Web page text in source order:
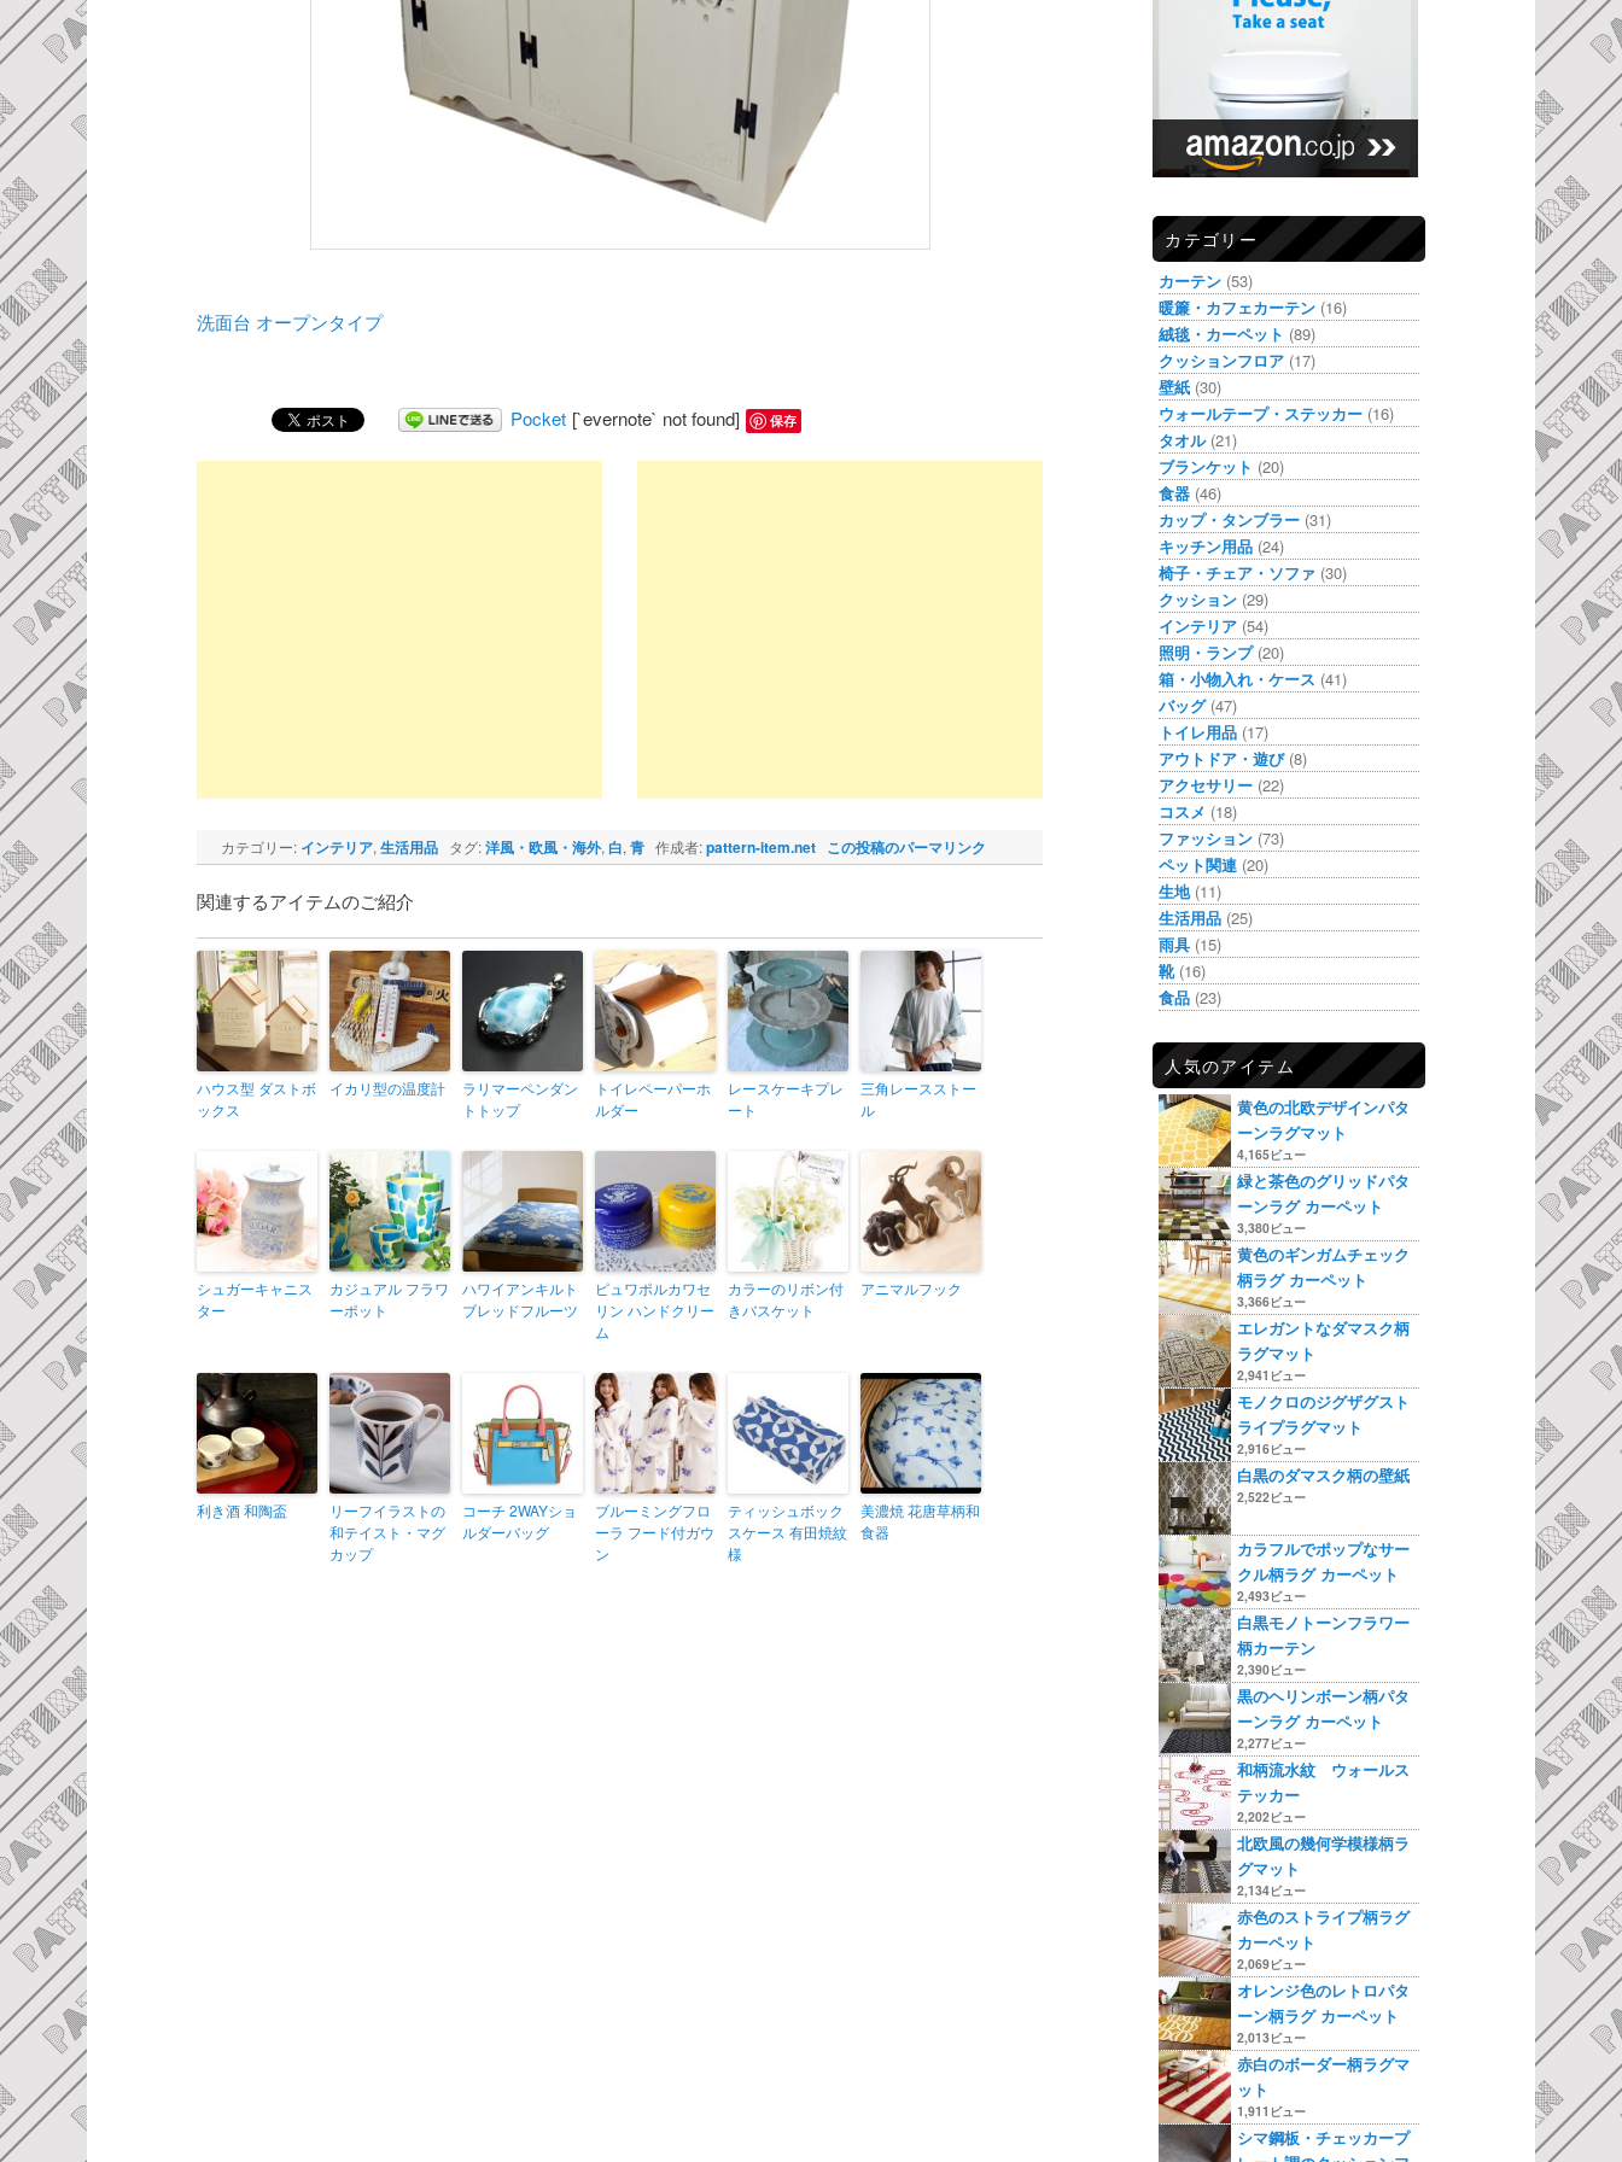
洗面台 オープンタイプ
Pocket [`evernote` not found] 保存
カテゴリー: インテリア,生活用品 タグ:洋風・欧風・海外, 白,青 作成者:pattern-item.net この投稿のパーマリンク
関連するアイテムのご紹介
ハウス型 ダストボ
ックス
イカリ型の温度計
ラリマーペンダン
トトップ
トイレペーパーホ
ルダー
レースケーキプレ
ート
三角レースストー
ル
シュガーキャニス
ター
カジュアル フラワ
ーポット
ハワイアンキルト
ブレッドフルーツ
ピュワポルカワセ
リン ハンドクリー
ム
カラーのリボン付
きバスケット
アニマルフック
利き酒 和陶盃
リーフイラストの
和テイスト・マグ
カップ
コーチ 2WAYショ
ルダーバッグ
ブルーミングフロ
ーラ フード付ガウ
ン
ティッシュボック
スケース 有田焼紋
様
美濃焼 花唐草柄和
食器
カテゴリー
カーテン (53)
暖簾・カフェカーテン (16)
絨毯・カーペット (89)
クッションフロア (17)
壁紙 (30)
ウォールテープ・ステッカー (16)
タオル(21)
ブランケット (20)
食器 (46)
カップ・タンブラー (31)
キッチン用品 (24)
椅子・チェア・ソファ (30)
クッション (29)
インテリア (54)
照明・ランプ(20)
箱・小物入れ・ケース (41)
バッグ(47)
トイレ用品 (17)
アウトドア・遊び(8)
アクセサリー (22)
コスメ (18)
ファッション (73)
ペット関連 (20)
生地(11)
生活用品 (25)
雨具 (15)
靴(16)
食品 (23)
人気のアイテム
黄色の北欧デザインパタ
ーンラグマット
4,165ビュー
緑と茶色のグリッドパタ
ーンラグ カーペット
3,380ビュー
黄色のギンガムチェック
柄ラグ カーペット
3,366ビュー
エレガントなダマスク柄
ラグマット
2,941ビュー
モノクロのジグザグスト
ライプラグマット
2,916ビュー
白黒のダマスク柄の壁紙
2,522ビュー
カラフルでポップなサー
クル柄ラグ カーペット
2,493ビュー
白黒モノトーンフラワー
柄カーテン
2,390ビュー
黒のヘリンボーン柄パタ
ーンラグ カーペット
2,277ビュー
和柄流水紋 ウォールス
テッカー
2,202ビュー
北欧風の幾何学模様柄ラ
グマット
2,134ビュー
赤色のストライプ柄ラグ
カーペット
2,069ビュー
オレンジ色のレトロパタ
ーン柄ラグ カーペット
2,013ビュー
赤白のボーダー柄ラグマ
ット
1,911ビュー
シマ鋼板・チェッカープ